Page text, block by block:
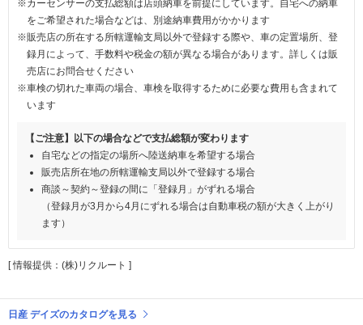
※カーセンサーの支払総額は店頭納車を前提にしています。自宅への納車
をご希望された場合などは、別途納車費用がかかります
※販売店の所在する所轄運輸支局以外で登録する際や、車の定置場所、登
録月によって、手数料や税金の額が異なる場合があります。詳しくは販
売店にお問合せください
※車検の切れた車両の場合、車検を取得するために必要な費用も含まれて
います
【ご注意】以下の場合などで支払総額が変わります
自宅などの指定の場所へ陸送納車を希望する場合
販売店所在地の所轄運輸支局以外で登録する場合
商談～契約～登録の間に「登録月」がずれる場合
（登録月が3月から4月にずれる場合は自動車税の額が大きく上がり
ます）
[ 情報提供：(株)リクルート ]
日産 デイズのカタログを見る